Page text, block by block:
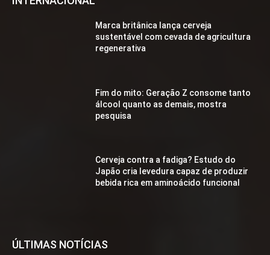
Marca britânica lança cerveja
sustentável com cevada de agricultura
regenerativa
Fim do mito: Geração Z consome tanto
álcool quanto as demais, mostra
pesquisa
Cerveja contra a fadiga? Estudo do
Japão cria levedura capaz de produzir
bebida rica em aminoácido funcional
ÚLTIMAS NOTÍCIAS